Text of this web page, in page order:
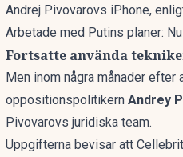
Andrej Pivovarovs iPhone,
Arbetade med Putins planer:
Fortsatte använda
Men inom några månader
oppositionspolitikern Andrey
Pivovarovs juridiska team.
Uppgifterna bevisar att